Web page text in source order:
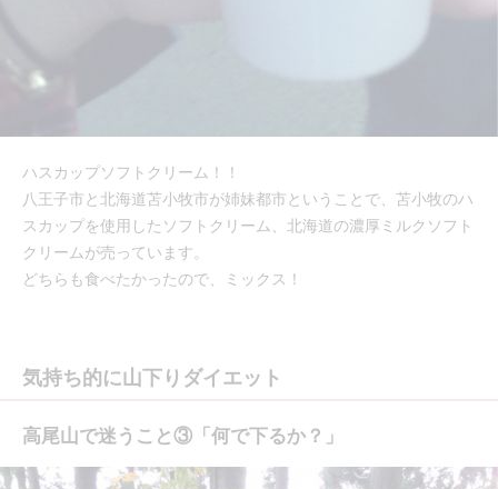
ハスカップソフトクリーム！！
八王子市と北海道苫小牧市が姉妹都市ということで、苫小牧のハ
スカップを使用したソフトクリーム、北海道の濃厚ミルクソフト
クリームが売っています。
どちらも食べたかったので、ミックス！
気持ち的に山下りダイエット
高尾山で迷うこと③「何で下るか？」